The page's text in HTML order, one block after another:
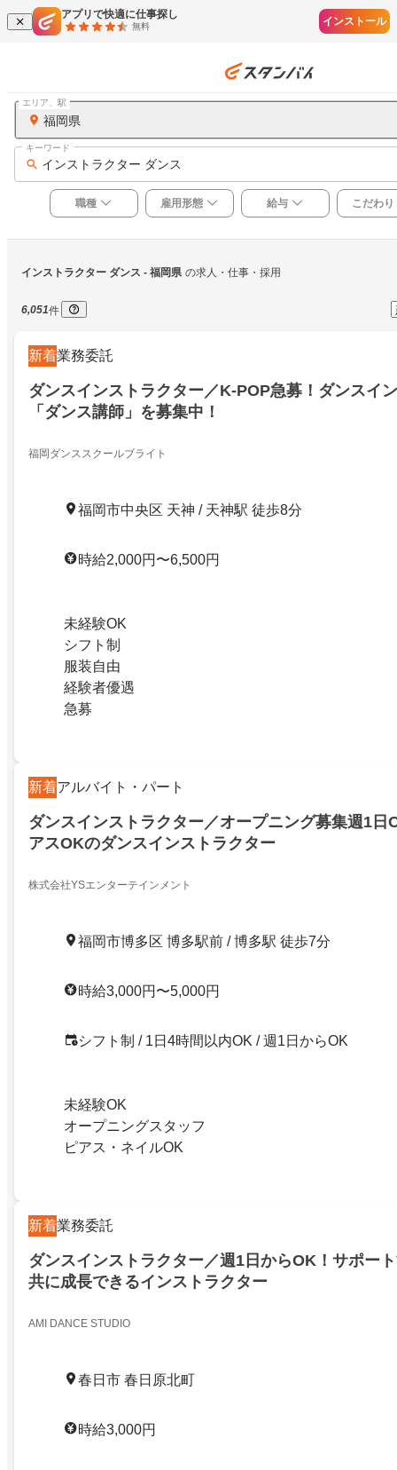
アプリで快適に仕事探し
無料 インストール
福岡県
エリア、駅
インストラクター ダンス
キーワード
職種 雇用形態 給与 こだわり
インストラクター ダンス - 福岡県 の求人・仕事・採用
6,051件
新着業務委託
ダンスインストラクター／K-POP急募！ダンスイ
「ダンス講師」を募集中！
福岡ダンススクールブライト
福岡市中央区 天神 / 天神駅 徒歩8分
時給2,000円〜6,500円
未経験OK
シフト制
服装自由
経験者優遇
急募
新着アルバイト・パート
ダンスインストラクター／オープニング募集週1日
アスOKのダンスインストラクター
株式会社YSエンターテインメント
福岡市博多区 博多駅前 / 博多駅 徒歩7分
時給3,000円〜5,000円
シフト制 / 1日4時間以内OK / 週1日からOK
未経験OK
オープニングスタッフ
ピアス・ネイルOK
新着業務委託
ダンスインストラクター／週1日からOK！サポー
共に成長できるインストラクター
AMI DANCE STUDIO
春日市 春日原北町
時給3,000円